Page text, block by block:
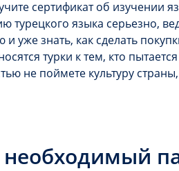
сертификат об изучении
турецкого языка серьезно,
уже знать, как сделать
турки к тем, кто
не поймете культуру
необходимый